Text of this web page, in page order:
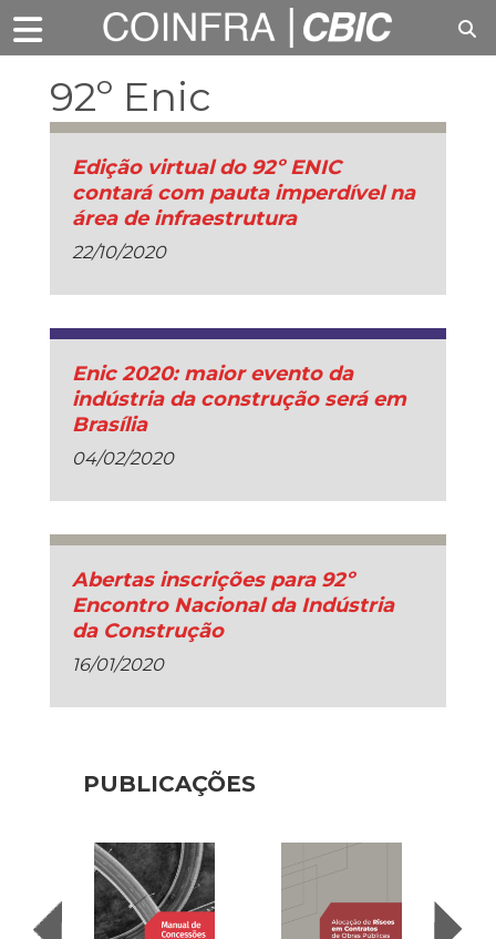
92º Enic
Edição virtual do 92º ENIC
contará com pauta imperdível na
área de infraestrutura
22/10/2020
Enic 2020: maior evento da
indústria da construção será em
Brasília
04/02/2020
Abertas inscrições para 92º
Encontro Nacional da Indústria
da Construção
16/01/2020
PUBLICAÇÕES